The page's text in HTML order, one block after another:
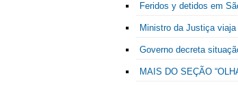
Feridos y detidos em
Ministro da Justiça
Governo decreta
MAIS DO SEÇÃO